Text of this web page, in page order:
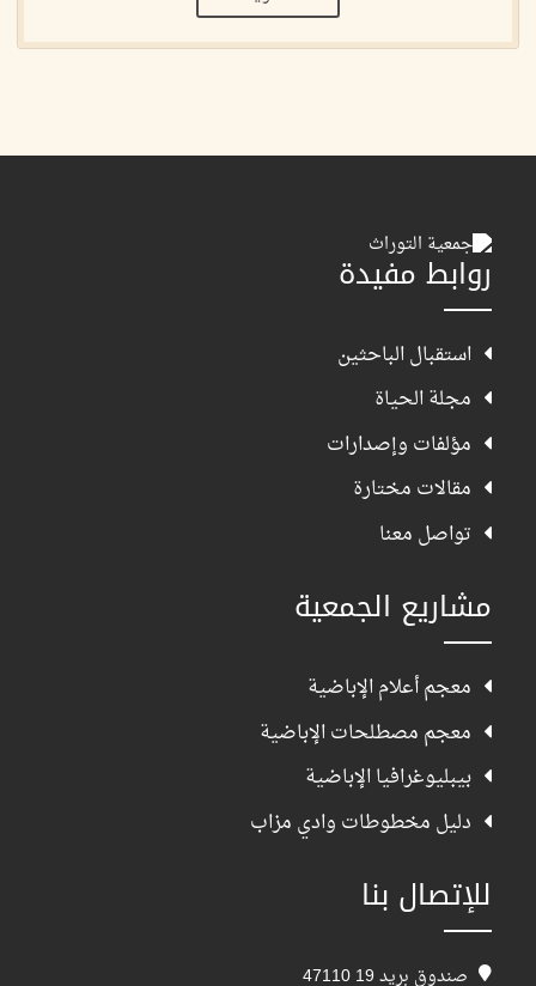
روابط مفيدة
استقبال الباحثين
مجلة الحياة
مؤلفات وإصدارات
مقالات مختارة
تواصل معنا
مشاريع الجمعية
معجم أعلام الإباضية
معجم مصطلحات الإباضية
بيبليوغرافيا الإباضية
دليل مخطوطات وادي مزاب
للإتصال بنا
صندوق بريد 19 47110